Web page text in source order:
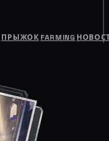
ПРЫЖОК FARMING